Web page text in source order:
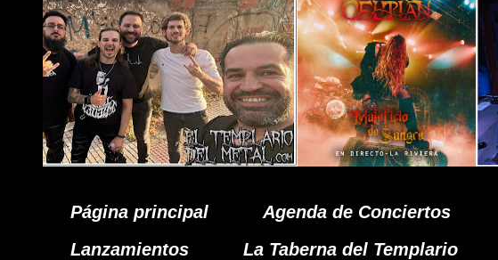
Página principal Agenda de Conciertos
Lanzamientos
La Taberna del Templario